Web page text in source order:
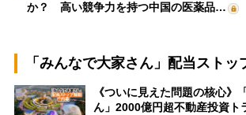
か？ 高い競争力を持つ中国の医薬品…
「みんなで大家さん」配当ストッ
《ついに見えた問題の核心》
ん」2000億円超不動産投資ト